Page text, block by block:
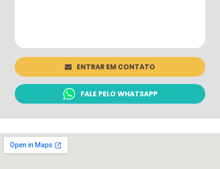
ENTRAR EM CONTATO
FALE PELO WHATSAPP